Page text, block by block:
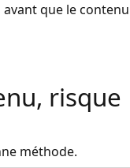
que le contenu
risque
méthode.